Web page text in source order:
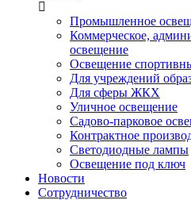
Промышленное
Коммерческое,
освещение
Освещение
Для учреждений
Для сферы ЖКХ
Уличное освещение
Садово-парковое
Контрактное
Светодиодные лампы
Освещение под ключ
Новости
Сотрудничество